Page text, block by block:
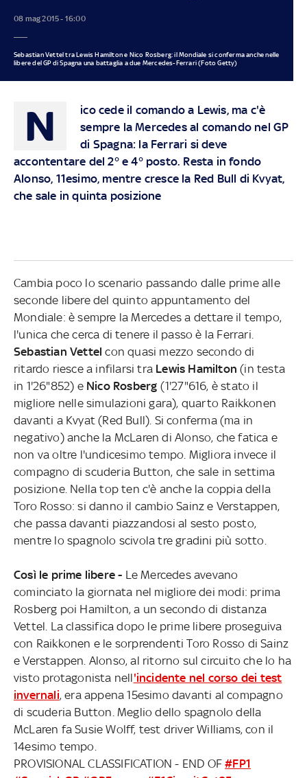
08 mag 2015 - 16:00
Sebastian Vettel tra Lewis Hamilton e Nico Rosberg: il Mondiale si conferma anche nelle
libere del GP di Spagna una battaglia a due Mercedes-Ferrari (Foto Getty)
N
ico cede il comando a Lewis, ma c'è
sempre la Mercedes al comando nel GP
di Spagna: la Ferrari si deve
accontentare del 2° e 4° posto. Resta in fondo
Alonso, 11esimo, mentre cresce la Red Bull di Kvyat,
che sale in quinta posizione
Cambia poco lo scenario passando dalle prime alle
seconde libere del quinto appuntamento del
Mondiale: è sempre la Mercedes a dettare il tempo,
l'unica che cerca di tenere il passo è la Ferrari.
Sebastian Vettel con quasi mezzo secondo di
ritardo riesce a infilarsi tra Lewis Hamilton(in testa
in 1'26"852) e Nico Rosberg (1'27"616, è stato il
migliore nelle simulazioni gara), quarto Raikkonen
davanti a Kvyat (Red Bull). Si conferma (ma in
negativo) anche la McLaren di Alonso, che fatica e
non va oltre l'undicesimo tempo. Migliora invece il
compagno di scuderia Button, che sale in settima
posizione. Nella top ten c'è anche la coppia della
Toro Rosso: si danno il cambio Sainz e Verstappen,
che passa davanti piazzandosi al sesto posto,
mentre lo spagnolo scivola tre gradini più sotto.
Così le prime libere - Le Mercedes avevano
cominciato la giornata nel migliore dei modi: prima
Rosberg poi Hamilton, a un secondo di distanza
Vettel. La classifica dopo le prime libere proseguiva
con Raikkonen e le sorprendenti Toro Rosso di Sainz
e Verstappen. Alonso, al ritorno sul circuito che lo ha
visto protagonista nell'incidente nel corso dei test
invernali, era appena 15esimo davanti al compagno
di scuderia Button. Meglio dello spagnolo della
McLaren fa Susie Wolff, test driver Williams, con il
14esimo tempo.
PROVISIONAL CLASSIFICATION - END OF#FP1